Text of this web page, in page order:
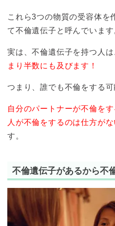
これら3つの物質の受容体を
て不倫遺伝子と呼んでいます
実は、不倫遺伝子を持つ人は
まり半数にも及びます！
つまり、誰でも不倫をする可
自分のパートナーが不倫を
人が不倫をするのは仕方がな
す。
不倫遺伝子があるから不